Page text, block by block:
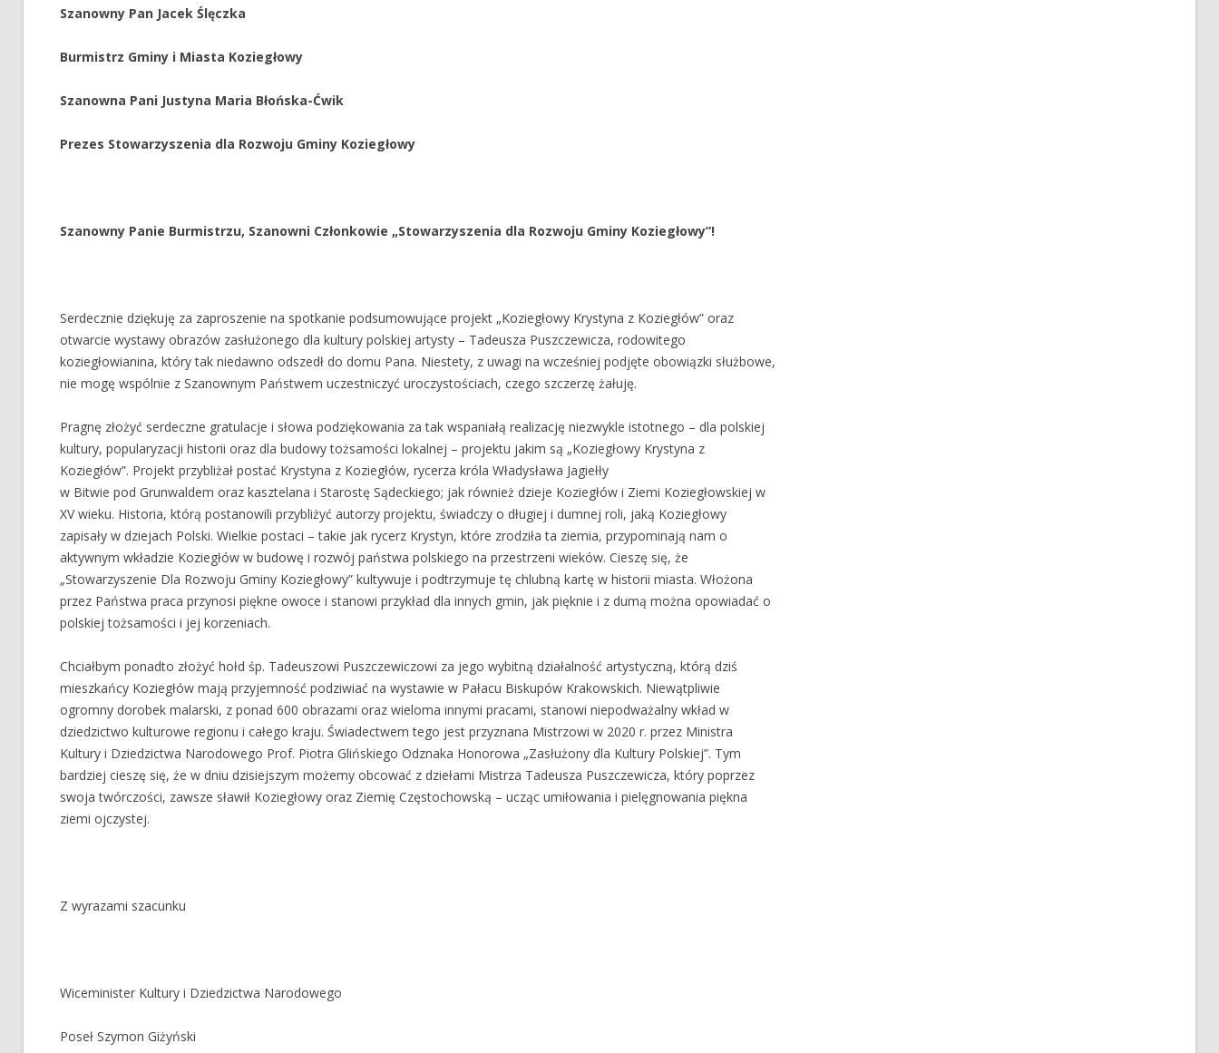
Szanowny Pan Jacek Ślęczka
Burmistrz Gminy i Miasta Koziegłowy
Szanowna Pani Justyna Maria Błońska-Ćwik
Prezes Stowarzyszenia dla Rozwoju Gminy Koziegłowy
Szanowny Panie Burmistrzu, Szanowni Członkowie „Stowarzyszenia dla Rozwoju Gminy Koziegłowy”!
Serdecznie dziękuję za zaproszenie na spotkanie podsumowujące projekt „Koziegłowy Krystyna z Koziegłów” oraz
otwarcie wystawy obrazów zasłużonego dla kultury polskiej artysty – Tadeusza Puszczewicza, rodowitego
koziegłowianina, który tak niedawno odszedł do domu Pana. Niestety, z uwagi na wcześniej podjęte obowiązki służbowe,
nie mogę wspólnie z Szanownym Państwem uczestniczyć uroczystościach, czego szczerzę żałuję.
Pragnę złożyć serdeczne gratulacje i słowa podziękowania za tak wspaniałą realizację niezwykle istotnego – dla polskiej
kultury, popularyzacji historii oraz dla budowy tożsamości lokalnej – projektu jakim są „Koziegłowy Krystyna z
Koziegłów”. Projekt przybliżał postać Krystyna z Koziegłów, rycerza króla Władysława Jagiełły
w Bitwie pod Grunwaldem oraz kasztelana i Starostę Sądeckiego; jak również dzieje Koziegłów i Ziemi Koziegłowskiej w
XV wieku. Historia, którą postanowili przybliżyć autorzy projektu, świadczy o długiej i dumnej roli, jaką Koziegłowy
zapisały w dziejach Polski. Wielkie postaci – takie jak rycerz Krystyn, które zrodziła ta ziemia, przypominają nam o
aktywnym wkładzie Koziegłów w budowę i rozwój państwa polskiego na przestrzeni wieków. Cieszę się, że
„Stowarzyszenie Dla Rozwoju Gminy Koziegłowy” kultywuje i podtrzymuje tę chlubną kartę w historii miasta. Włożona
przez Państwa praca przynosi piękne owoce i stanowi przykład dla innych gmin, jak pięknie i z dumą można opowiadać o
polskiej tożsamości i jej korzeniach.
Chciałbym ponadto złożyć hołd śp. Tadeuszowi Puszczewiczowi za jego wybitną działalność artystyczną, którą dziś
mieszkańcy Koziegłów mają przyjemność podziwiać na wystawie w Pałacu Biskupów Krakowskich. Niewątpliwie
ogromny dorobek malarski, z ponad 600 obrazami oraz wieloma innymi pracami, stanowi niepodważalny wkład w
dziedzictwo kulturowe regionu i całego kraju. Świadectwem tego jest przyznana Mistrzowi w 2020 r. przez Ministra
Kultury i Dziedzictwa Narodowego Prof. Piotra Glińskiego Odznaka Honorowa „Zasłużony dla Kultury Polskiej”. Tym
bardziej cieszę się, że w dniu dzisiejszym możemy obcować z dziełami Mistrza Tadeusza Puszczewicza, który poprzez
swoja twórczości, zawsze sławił Koziegłowy oraz Ziemię Częstochowską – ucząc umiłowania i pielęgnowania piękna
ziemi ojczystej.
Z wyrazami szacunku
Wiceminister Kultury i Dziedzictwa Narodowego
Poseł Szymon Giżyński